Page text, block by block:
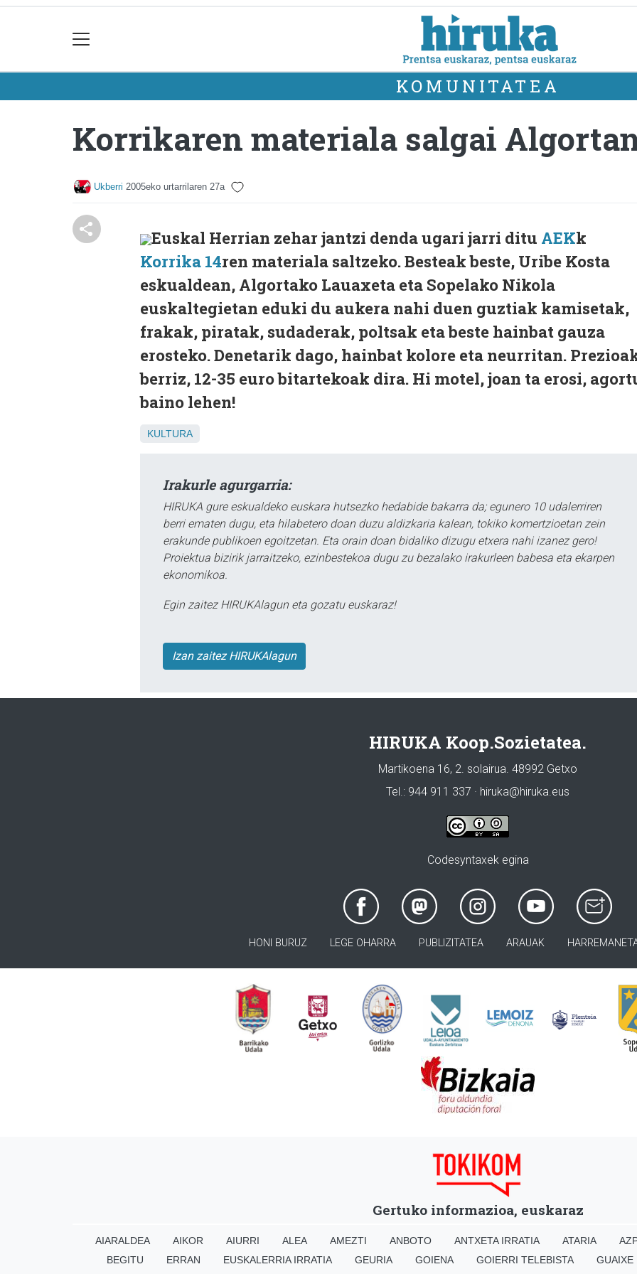
KOMUNITATEA
Korrikaren materiala salgai
Ukberri 2005eko urtarrilaren 27a
Euskal Herrian zehar jantzi denda ugari jarri ditu AEKk
Korrika 14ren materiala saltzeko. Besteak beste, Uribe Kosta
eskualdean, Algortako Lauaxeta eta Sopelako Nikola
euskaltegietan eduki du aukera nahi duen guztiak kamisetak,
frakak, piratak, sudaderak, poltsak eta beste hainbat gauza
erosteko. Denetarik dago, hainbat kolore eta neurritan.
berriz, 12-35 euro bitartekoak dira. Hi motel, joan ta erosi,
baino lehen!
KULTURA
Irakurle agurgarria:
HIRUKA gure eskualdeko euskara hutsezko hedabide bakarra da; egunero 10 udalerriren
berri ematen dugu, eta hilabetero doan duzu aldizkaria kalean, tokiko komertzioetan zein
erakunde publikoen egoitzetan. Eta orain doan bidaliko dizugu etxera nahi izanez gero!
Proiektua bizirik jarraitzeko, ezinbestekoa dugu zu bezalako irakurleen babesa eta ekarpen
ekonomikoa.
Egin zaitez HIRUKAlagun eta gozatu euskaraz!
Izan zaitez HIRUKAlagun
HIRUKA Koop.Sozietatea.
Martikoena 16, 2. solairua. 48992 Getxo
Tel.: 944 911 337 · hiruka@hiruka.eus
Codesyntaxek egina
HONI BURUZ LEGE OHARRA PUBLIZITATEA ARAUAK
Gertuko informazioa, euskaraz
AIARALDEA AIKOR AIURRI ALEA AMEZTI ANBOTO ANTXETA IRRATIA ATARIA
BEGITU
ERRAN EUSKALERRIA IRRATIA GEURIA GOIENA GOIERRI TELEBISTA
GUAIXE